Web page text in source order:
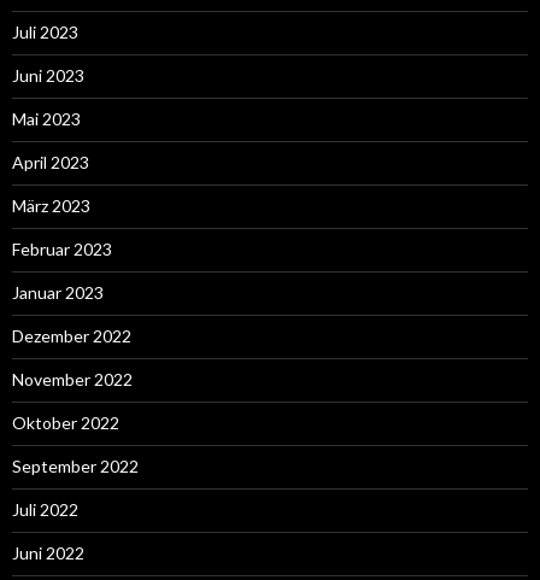
Juli 2023
Juni 2023
Mai 2023
April 2023
März 2023
Februar 2023
Januar 2023
Dezember 2022
November 2022
Oktober 2022
September 2022
Juli 2022
Juni 2022